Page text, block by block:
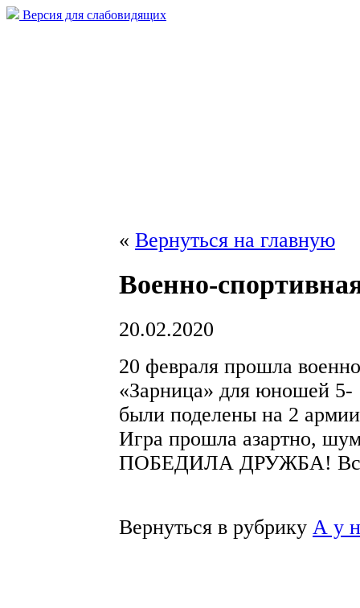
Версия для слабовидящих
« Вернуться на главную
Военно-
20.02.2020
20 февраля прошла
«Зарница» для юношей 5-
были поделены на 2
Игра прошла азартно,
ПОБЕДИЛА ДРУЖБА!
Вернуться в рубрику А у